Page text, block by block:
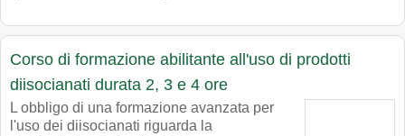
Corso di formazione abilitante all'uso di prodotti
diisocianati durata 2, 3 e 4 ore
L obbligo di una formazione avanzata per
l'uso dei diisocianati riguarda la